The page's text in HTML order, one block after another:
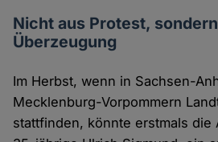
Nicht aus Protest,
Überzeugung
Im Herbst, wenn in Sachsen-
Mecklenburg-Vorpommern
stattfinden, könnte erstmals die